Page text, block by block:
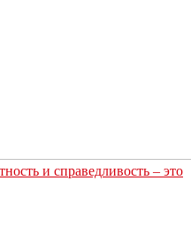
и справедливость – это